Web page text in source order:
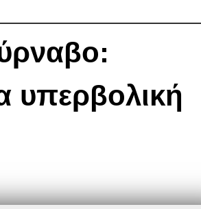
υπερβολική